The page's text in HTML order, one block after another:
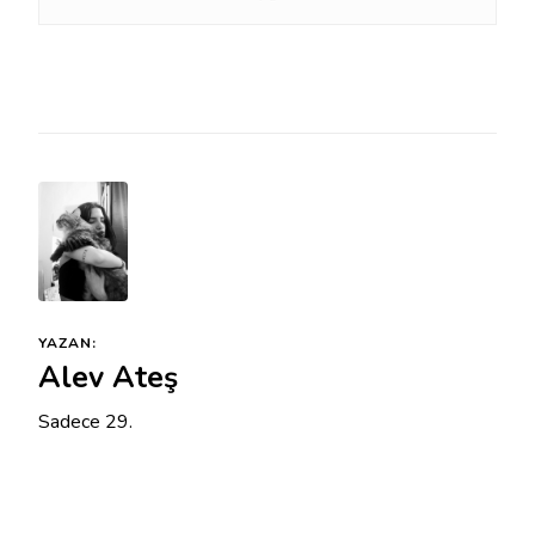
YAZAN:
Alev Ateş
Sadece 29.